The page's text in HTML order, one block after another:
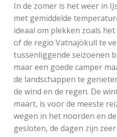
In de zomer is het weer in
met gemiddelde
ideaal om plekken zoals
of de regio Vatnajökull te
tussenliggende seizoenen
maar een goede camper
de landschappen te
de wind en de regen. De
maart, is voor de meeste
wegen in het noorden en
gesloten, de dagen zijn